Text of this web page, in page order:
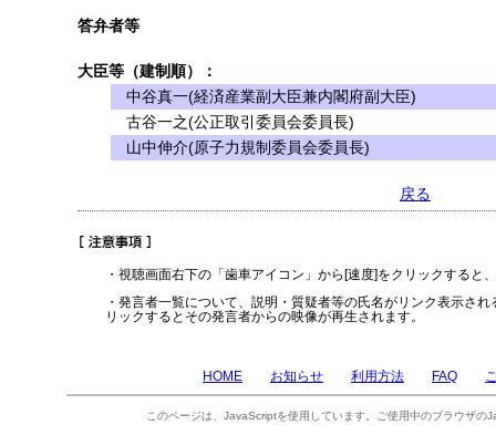
答弁者等
大臣等（建制順）：
中谷真一(経済産業副大臣兼内閣府副大臣)
古谷一之(公正取引委員会委員長)
山中伸介(原子力規制委員会委員長)
戻る
・視聴画面右下の「歯車アイコン」から[速度]をクリックすると
・発言者一覧について、説明・質疑者等の氏名がリンク表示さ
リックするとその発言者からの映像が再生されます。
HOME お知らせ 利用方法 FAQ
このページは、JavaScriptを使用しています。ご使用中のブラウザの